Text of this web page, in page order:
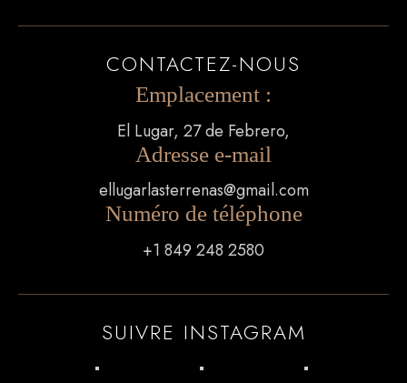
CONTACTEZ-NOUS
Emplacement :
El Lugar, 27 de Febrero,
Adresse e-mail
ellugarlasterrenas@gmail.com
Numéro de téléphone
+1 849 248 2580
SUIVRE INSTAGRAM